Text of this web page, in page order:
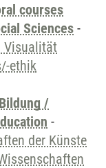
courses
Sciences -
Visualität
ethik
/
-
der Künste